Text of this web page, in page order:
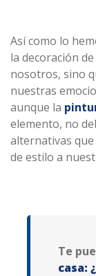
Así como lo
la decoración
nosotros, sino
nuestras
aunque la
elemento, no
alternativas
de estilo a
Te
casa: